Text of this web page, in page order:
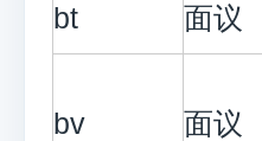
bt 面议
bv 面议